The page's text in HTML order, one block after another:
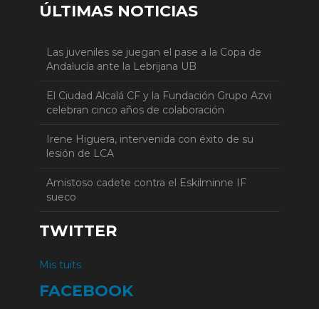
ÚLTIMAS NOTICIAS
Las juveniles se juegan el pase a la Copa de
Andalucía ante la Lebrijana UB
El Ciudad Alcalá CF y la Fundación Grupo Azvi
celebran cinco años de colaboración
Irene Higuera, intervenida con éxito de su
lesión de LCA
Amistoso cadete contra el Eskilminne IF
sueco
TWITTER
Mis tuits
FACEBOOK